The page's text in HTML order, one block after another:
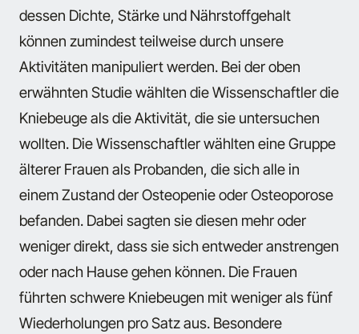
dessen Dichte, Stärke und Nährstoffgehalt
können zumindest teilweise durch unsere
Aktivitäten manipuliert werden. Bei der oben
erwähnten Studie wählten die Wissenschaftler die
Kniebeuge als die Aktivität, die sie untersuchen
wollten. Die Wissenschaftler wählten eine Gruppe
älterer Frauen als Probanden, die sich alle in
einem Zustand der Osteopenie oder Osteoporose
befanden. Dabei sagten sie diesen mehr oder
weniger direkt, dass sie sich entweder anstrengen
oder nach Hause gehen können. Die Frauen
führten schwere Kniebeugen mit weniger als fünf
Wiederholungen pro Satz aus. Besondere